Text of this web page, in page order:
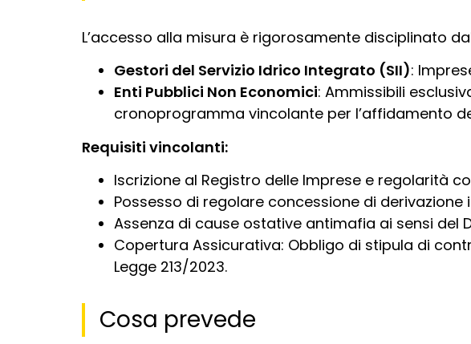
L’accesso alla misura è rigorosamente disciplinato
Gestori del Servizio Idrico Integrato (SII):
Enti Pubblici Non Economici: Ammissibili
cronoprogramma vincolante per l’affidamento
Requisiti vincolanti:
Iscrizione al Registro delle Imprese e regolarità
Possesso di regolare concessione di
Assenza di cause ostative antimafia ai sensi del
Copertura Assicurativa: Obbligo di stipula di
Legge 213/2023.
Cosa prevede